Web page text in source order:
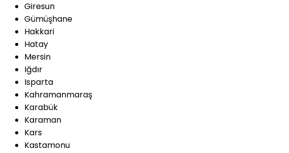
Giresun
Gümüşhane
Hakkari
Hatay
Mersin
Iğdır
Isparta
Kahramanmaraş
Karabük
Karaman
Kars
Kastamonu